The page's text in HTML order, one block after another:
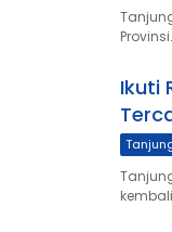
Ikuti